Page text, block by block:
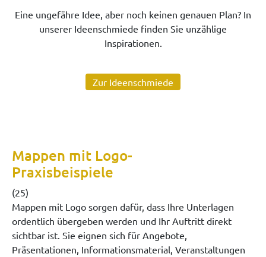
Eine ungefähre Idee, aber noch keinen genauen Plan? In
unserer Ideenschmiede finden Sie unzählige
Inspirationen.
Zur Ideenschmiede
Mappen mit Logo-
Praxisbeispiele
(25)
Mappen mit Logo sorgen dafür, dass Ihre Unterlagen
ordentlich übergeben werden und Ihr Auftritt direkt
sichtbar ist. Sie eignen sich für Angebote,
Präsentationen, Informationsmaterial, Veranstaltungen